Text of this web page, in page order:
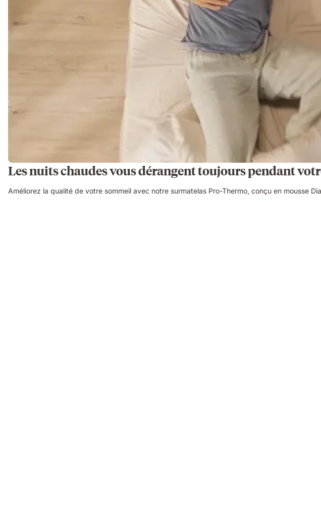
Les nuits chaudes vous dérangent toujours pendant
Améliorez la qualité de votre sommeil avec notre surmatelas Pro-Thermo, conçu en mousse